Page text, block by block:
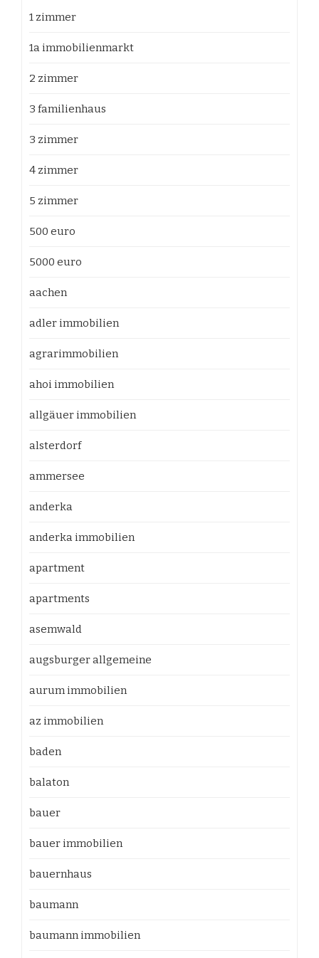
1 zimmer
1a immobilienmarkt
2 zimmer
3 familienhaus
3 zimmer
4 zimmer
5 zimmer
500 euro
5000 euro
aachen
adler immobilien
agrarimmobilien
ahoi immobilien
allgäuer immobilien
alsterdorf
ammersee
anderka
anderka immobilien
apartment
apartments
asemwald
augsburger allgemeine
aurum immobilien
az immobilien
baden
balaton
bauer
bauer immobilien
bauernhaus
baumann
baumann immobilien